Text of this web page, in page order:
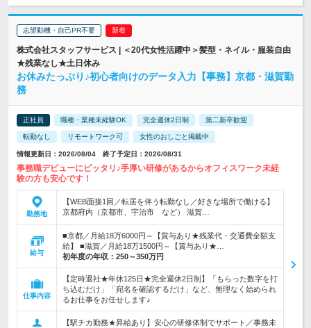
志望動機・自己PR不要
株式会社スタッフサービス | ＜20代女性活躍中＞髪型・ネイル・服装自由
★残業なし★土日休み
お休みたっぷり♪初心者向けのデータ入力【事務】京都・滋賀勤
務
正社員 職種・業種未経験OK 完全週休2日制 第二新卒歓迎
転勤なし リモートワーク可 女性のおしごと掲載中
情報更新日：2026/08/04 終了予定日：2026/08/31
事務職デビューにピッタリ♪手厚い研修があるからオフィスワーク未経
験の方も安心です！
勤務地
【WEB面接1回／転居を伴う転勤なし／好きな場所で働ける】
京都府内（京都市、宇治市 など） 滋賀…
給与
■京都／月給18万6000円～【賞与あり★残業代・交通費全額支
給】 ■滋賀／月給18万1500円～【賞与あり★…
初年度の年収： 250～350万円
仕事内容
【定時退社★年休125日★完全週休2日制】「もらった数字を打
ち込むだけ」「宛名を確認するだけ」など、無理なく始められ
るお仕事をお任せします♪
【駅チカ勤務★昇給あり】安心の研修体制でサポート／事務未